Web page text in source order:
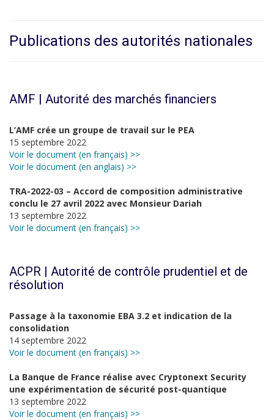
Publications des autorités nationales
AMF | Autorité des marchés financiers
L’AMF crée un groupe de travail sur le PEA
15 septembre 2022
Voir le document (en français) >>
Voir le document (en anglais) >>
TRA-2022-03 – Accord de composition administrative
conclu le 27 avril 2022 avec Monsieur Dariah
13 septembre 2022
Voir le document (en français) >>
ACPR | Autorité de contrôle prudentiel et de
résolution
Passage à la taxonomie EBA 3.2 et indication de la
consolidation
14 septembre 2022
Voir le document (en français) >>
La Banque de France réalise avec Cryptonext Security
une expérimentation de sécurité post-quantique
13 septembre 2022
Voir le document (en français) >>